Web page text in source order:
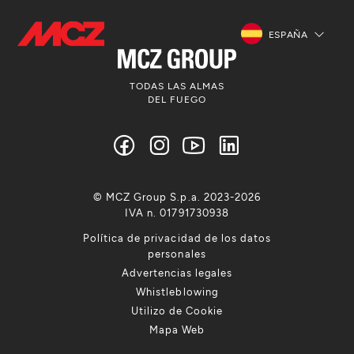
ESPAÑA
TODAS LAS ALMAS
DEL FUEGO
Política de privacidad de los datos
personales
Advertencias legales
Whistleblowing
Utilizo de Cookie
Mapa Web
© MCZ Group S.p.a. 2023-2026
IVA n. 01791730938